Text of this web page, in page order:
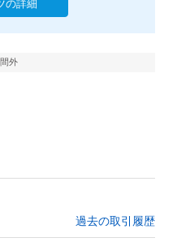
の詳細
外
過去の取引履歴